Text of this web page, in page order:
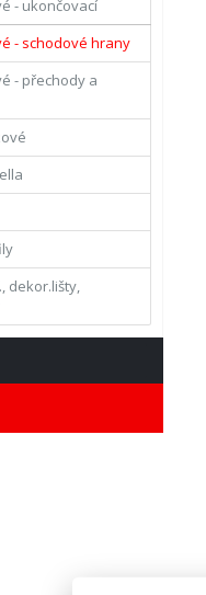
- ukončovací
- schodové hrany
- přechody a
dekor.lišty,